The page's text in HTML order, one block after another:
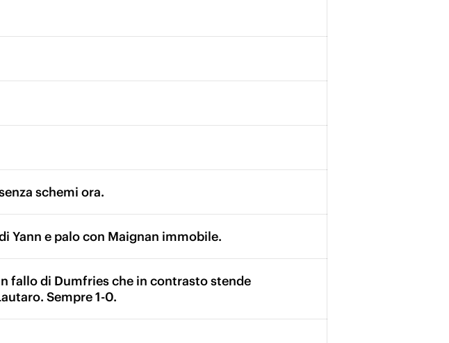
schemi ora.
Yann e palo con Maignan immobile.
fallo di Dumfries che in contrasto stende
Sempre 1-0.